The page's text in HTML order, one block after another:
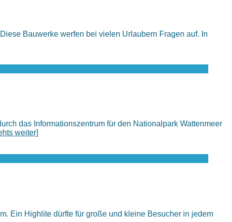
Bauwerke werfen bei vielen Urlaubern Fragen auf. In
das Informationszentrum für den Nationalpark Wattenmeer
weiter]
Ein Highlite dürfte für große und kleine Besucher in jedem